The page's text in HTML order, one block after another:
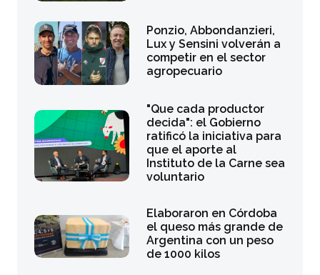
Ponzio, Abbondanzieri,
Lux y Sensini volverán a
competir en el sector
agropecuario
"Que cada productor
decida": el Gobierno
ratificó la iniciativa para
que el aporte al
Instituto de la Carne sea
voluntario
Elaboraron en Córdoba
el queso más grande de
Argentina con un peso
de 1000 kilos